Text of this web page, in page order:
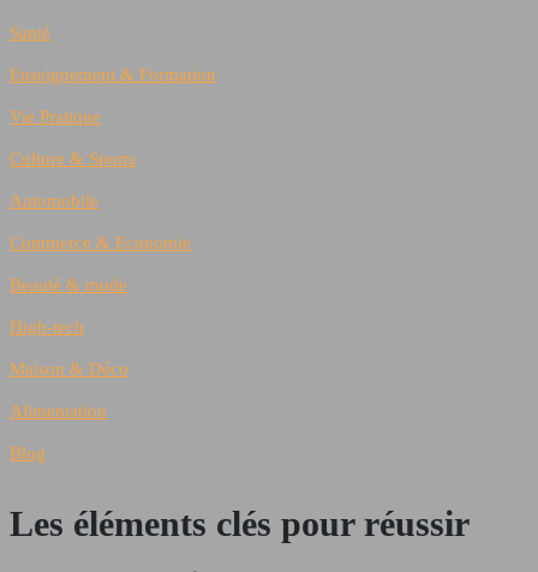
Santé
Enseignement & Formation
Vie Pratique
Culture & Sports
Automobile
Commerce & Economie
Beauté & mode
High-tech
Maison & Déco
Alimentation
Blog
Les éléments clés pour réussir